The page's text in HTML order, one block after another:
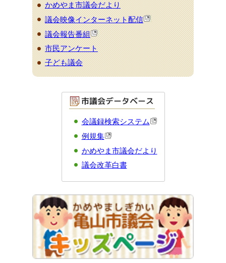
かめやま市議会だより
議会映像インターネット配信
議会報告番組
市民アンケート
子ども議会
会議録検索システム
例規集
かめやま市議会だより
議会改革白書